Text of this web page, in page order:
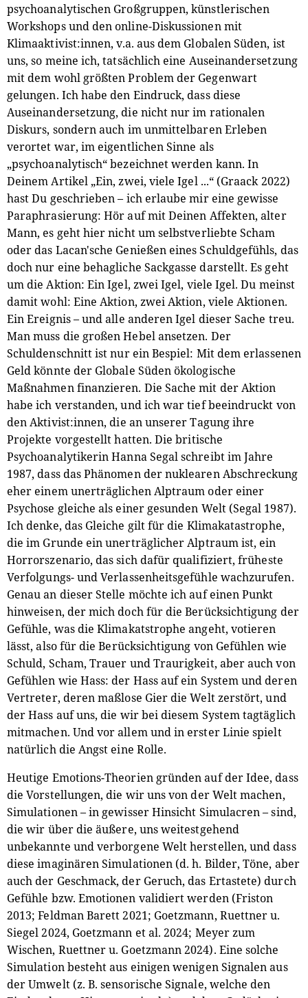
psychoanalytischen Großgruppen, künstlerischen
Workshops und den online-Diskussionen mit
Klimaaktivist:innen, v.a. aus dem Globalen Süden, ist
uns, so meine ich, tatsächlich eine Auseinandersetzung
mit dem wohl größten Problem der Gegenwart
gelungen. Ich habe den Eindruck, dass diese
Auseinandersetzung, die nicht nur im rationalen
Diskurs, sondern auch im unmittelbaren Erleben
verortet war, im eigentlichen Sinne als
„psychoanalytisch“ bezeichnet werden kann. In
Deinem Artikel „Ein, zwei, viele Igel ...“ (Graack 2022)
hast Du geschrieben – ich erlaube mir eine gewisse
Paraphrasierung: Hör auf mit Deinen Affekten, alter
Mann, es geht hier nicht um selbstverliebte Scham
oder das Lacan'sche Genießen eines Schuldgefühls, das
doch nur eine behagliche Sackgasse darstellt. Es geht
um die Aktion: Ein Igel, zwei Igel, viele Igel. Du meinst
damit wohl: Eine Aktion, zwei Aktion, viele Aktionen.
Ein Ereignis – und alle anderen Igel dieser Sache treu.
Man muss die großen Hebel ansetzen. Der
Schuldenschnitt ist nur ein Bespiel: Mit dem erlassenen
Geld könnte der Globale Süden ökologische
Maßnahmen finanzieren. Die Sache mit der Aktion
habe ich verstanden, und ich war tief beeindruckt von
den Aktivist:innen, die an unserer Tagung ihre
Projekte vorgestellt hatten. Die britische
Psychoanalytikerin Hanna Segal schreibt im Jahre
1987, dass das Phänomen der nuklearen Abschreckung
eher einem unerträglichen Alptraum oder einer
Psychose gleiche als einer gesunden Welt (Segal 1987).
Ich denke, das Gleiche gilt für die Klimakatastrophe,
die im Grunde ein unerträglicher Alptraum ist, ein
Horrorszenario, das sich dafür qualifiziert, früheste
Verfolgungs- und Verlassenheitsgefühle wachzurufen.
Genau an dieser Stelle möchte ich auf einen Punkt
hinweisen, der mich doch für die Berücksichtigung der
Gefühle, was die Klimakatstrophe angeht, votieren
lässt, also für die Berücksichtigung von Gefühlen wie
Schuld, Scham, Trauer und Traurigkeit, aber auch von
Gefühlen wie Hass: der Hass auf ein System und deren
Vertreter, deren maßlose Gier die Welt zerstört, und
der Hass auf uns, die wir bei diesem System tagtäglich
mitmachen. Und vor allem und in erster Linie spielt
natürlich die Angst eine Rolle.
Heutige Emotions-Theorien gründen auf der Idee, dass
die Vorstellungen, die wir uns von der Welt machen,
Simulationen – in gewisser Hinsicht Simulacren – sind,
die wir über die äußere, uns weitestgehend
unbekannte und verborgene Welt herstellen, und dass
diese imaginären Simulationen (d. h. Bilder, Töne, aber
auch der Geschmack, der Geruch, das Ertastete) durch
Gefühle bzw. Emotionen validiert werden (Friston
2013; Feldman Barett 2021; Goetzmann, Ruettner u.
Siegel 2024, Goetzmann et al. 2024; Meyer zum
Wischen, Ruettner u. Goetzmann 2024). Eine solche
Simulation besteht aus einigen wenigen Signalen aus
der Umwelt (z. B. sensorische Signale, welche den